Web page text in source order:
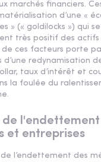
marchés financiers.
d’une «
» (« goldilocks ») qui
très positif des actifs
de ces facteurs porte
d’une redynamisation
taux d’intérêt et
la foulée du
l'endettement
et entreprises
l’endettement des